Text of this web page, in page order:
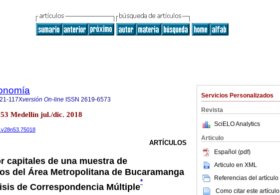
Servicios Personalizados
Revista
SciELO Analytics
Articulo
Español (pdf)
Articulo en XML
Referencias del artículo
Como citar este artículo
117Xversión On-line ISSN 2619-6573
Medellín jul./dic. 2018
ARTÍCULOS
capitales de una muestra de
del Área Metropolitana de Bucaramanga
de Correspondencia Múltiple
*